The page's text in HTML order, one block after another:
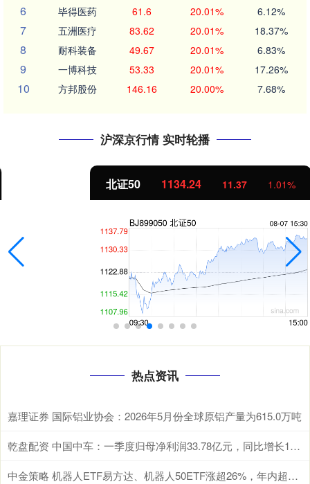
6 毕得医药 61.6 20.01% 6.12%
7 五洲医疗 83.62 20.01% 18.37%
8 耐科装备 49.67 20.01% 6.83%
9 一博科技 53.33 20.01% 17.26%
10 方邦股份 146.16 20.00% 7.68%
沪深京行情 实时轮播
1134.24 11.37 1.01%
热点资讯
嘉理证券 国际铝业协会：2026年5月份全球原铝产量为615.0万吨
乾盘配资 中国中车：一季度归母净利润33.78亿元，同比增长10.66%
中金策略 机器人ETF易方达、机器人50ETF涨超26%，年内超百亿资金机器人ETF